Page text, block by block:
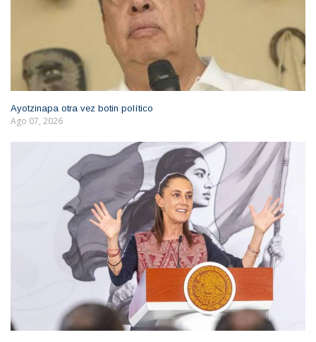
Ayotzinapa otra vez botin político
Ago 07, 2026